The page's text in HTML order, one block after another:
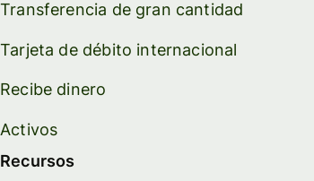
Transferencia de gran cantidad
Tarjeta de débito internacional
Recibe dinero
Activos
Recursos